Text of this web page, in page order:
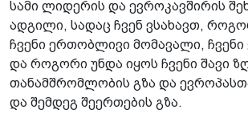
სამი ლიდერის და ევროკავშირის
ადგილი, სადაც ჩვენ ვსახავთ,
ჩვენი ერთობლივი მომავალი,
და როგორი უნდა იყოს ჩვენი შავი
თანამშრომლობის გზა და
და შემდეგ შეერთების გზა.